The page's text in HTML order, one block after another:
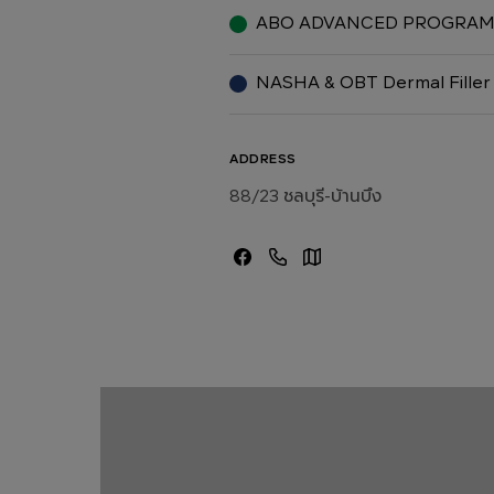
ABO ADVANCED PROGRAM
NASHA & OBT Dermal Filler
ADDRESS
88/23 ชลบุรี-บ้านบึง